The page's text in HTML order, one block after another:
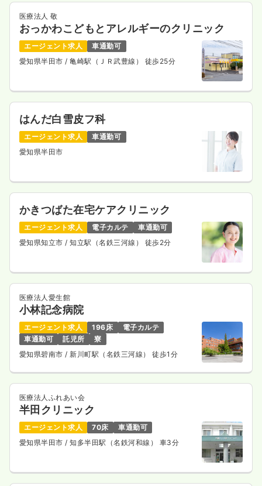
医療法人 敬
おっかわこどもとアレルギーのクリニック
エージェント求人
車通勤可
愛知県半田市/ 亀崎駅（ＪＲ武豊線） 徒歩25分
はんだ白雪皮フ科
エージェント求人
車通勤可
愛知県半田市
かきつばた在宅ケアクリニック
エージェント求人 電子カルテ
車通勤可
愛知県知立市/ 知立駅（名鉄三河線） 徒歩2分
医療法人愛生館
小林記念病院
エージェント求人 196床
電子カルテ
車通勤可
託児所
寮
愛知県碧南市/ 新川町駅（名鉄三河線） 徒歩1分
医療法人ふれあい会
半田クリニック
エージェント求人 70床
車通勤可
愛知県半田市/ 知多半田駅（名鉄河和線） 車3分